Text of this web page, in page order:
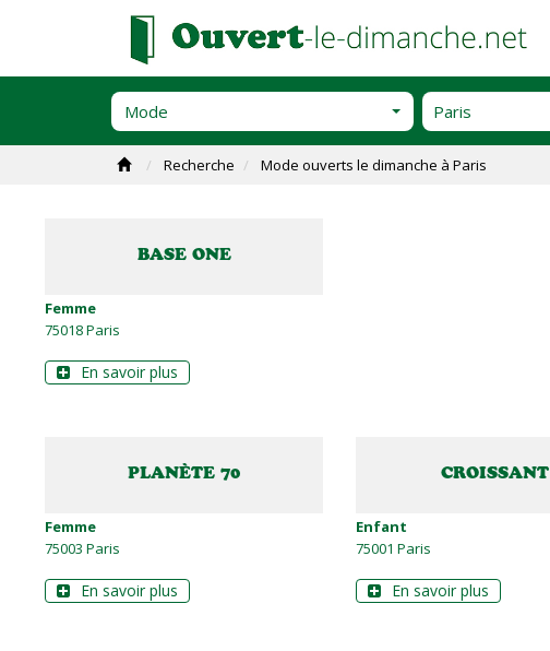
Mode
Recherche Mode ouverts le dimanche à Paris
BASE ONE
Femme
75018 Paris
En savoir plus
CROISSANT
Enfant
75001 Paris
En savoir plus
PLANÈTE 70
Femme
75003 Paris
En savoir plus